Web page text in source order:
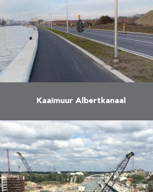
daarbij – samen met Jan De Nul –
verantwoordelijk voor alle …
Meer
Kaaimuur Albertkanaal
Met bijna 40 miljoen ton
vervoerde goederen per jaar is het
Albertkanaal de belangrijkste
waterweg in Vlaanderen. Vooral
het containervervoer kende het
voorbije decennium een …